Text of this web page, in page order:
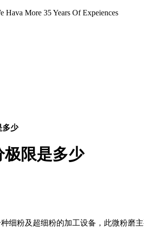
Hava More 35 Years Of Expeiences
多少
限是多少
细粉及超细粉的加工设备，此微粉磨